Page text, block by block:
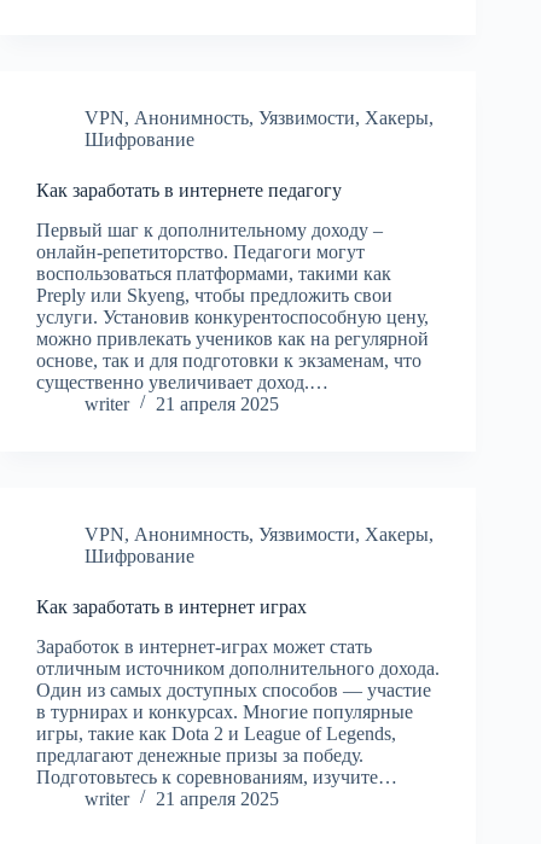
VPN, Анонимность, Уязвимости, Хакеры,
Шифрование
Как заработать в интернете педагогу
Первый шаг к дополнительному доходу –
онлайн-репетиторство. Педагоги могут
воспользоваться платформами, такими как
Preply или Skyeng, чтобы предложить свои
услуги. Установив конкурентоспособную цену,
можно привлекать учеников как на регулярной
основе, так и для подготовки к экзаменам, что
существенно увеличивает доход.…
writer
21 апреля 2025
VPN, Анонимность, Уязвимости, Хакеры,
Шифрование
Как заработать в интернет играх
Заработок в интернет-играх может стать
отличным источником дополнительного дохода.
Один из самых доступных способов — участие
в турнирах и конкурсах. Многие популярные
игры, такие как Dota 2 и League of Legends,
предлагают денежные призы за победу.
Подготовьтесь к соревнованиям, изучите…
writer
21 апреля 2025